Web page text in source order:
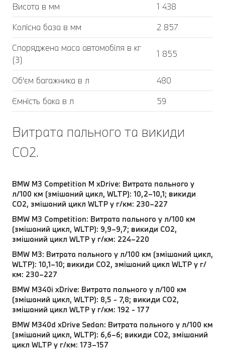
Висота в мм
1 438
Колісна база в мм
2 857
Споряджена маса автомобіля в кг
(3)
1 855
Об'єм багажника в л
480
Ємність бака в л
59
Витрата пального та викиди
CO2.
BMW M3 Competition M xDrive: Витрата пального у
л/100 км (змішаний цикл, WLTP): 10,2–10,1; викиди
CO2, змішаний цикл WLTP у г/км: 230–227
BMW M3 Competition: Витрата пального у л/100 км
(змішаний цикл, WLTP): 9,9–9,7; викиди CO2,
змішаний цикл WLTP у г/км: 224–220
BMW M3: Витрата пального у л/100 км (змішаний цикл,
WLTP): 10,1–10; викиди CO2, змішаний цикл WLTP у г/
км: 230–227
BMW M340i xDrive: Витрата пального у л/100 км
(змішаний цикл, WLTP): 8,5 - 7,8; викиди CO2,
змішаний цикл WLTP у г/км: 192 - 177
BMW M340d xDrive Sedan: Витрата пального у л/100 км
(змішаний цикл, WLTP): 6,6–6; викиди CO2, змішаний
цикл WLTP у г/км: 173–157